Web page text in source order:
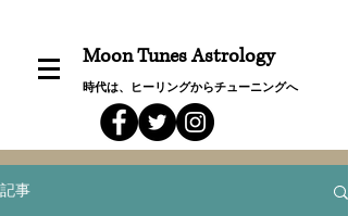
Moon Tunes Astrology
時代は、ヒーリングからチューニングへ
記事